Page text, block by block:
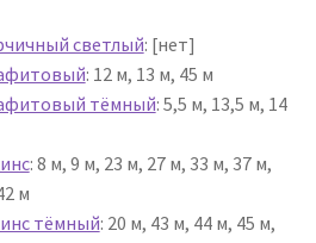
светлый: [нет]
: 12 м, 13 м, 45 м
тёмный: 5,5 м, 13,5 м, 14
: 8 м, 9 м, 23 м, 27 м, 33 м, 37 м,
м
тёмный: 20 м, 43 м, 44 м, 45 м,